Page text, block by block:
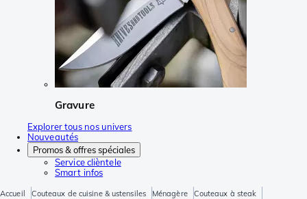
Gravure
Explorer tous nos univers
Nouveautés
Promos & offres spéciales
Service clièntele
Smart infos
Accueil Couteaux de cuisine & ustensiles Ménagère
Couteaux à steak